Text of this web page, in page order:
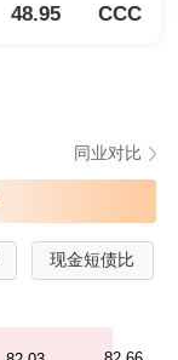
48.95 CCC
同业对比
现金短债比